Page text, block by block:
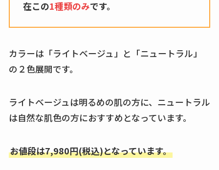
つ？激安販売店・通
karseellはどこで売っ
てる？ロフトやハン
ズで買える？楽天や
売店も調査
在この1種類のみです。
カラーは「ライトベージュ」と「ニュートラル」
の２色展開です。
ライトベージュは明るめの肌の方に、ニュートラル
は自然な肌色の方におすすめとなっています。
お値段は7,980円(税込)となっています。